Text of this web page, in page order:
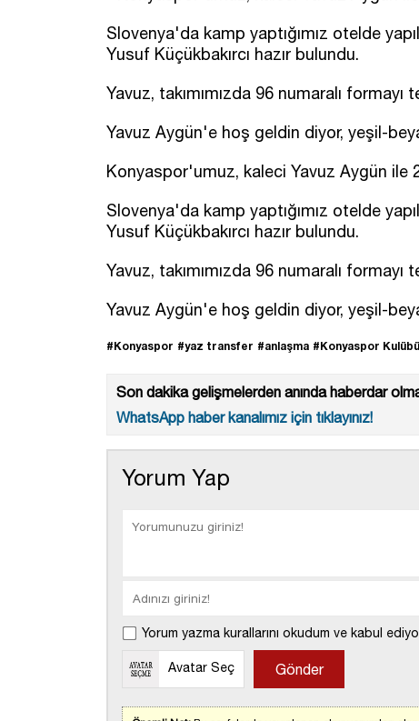
Slovenya'da kamp yaptığımız otelde
Yusuf Küçükbakırcı hazır bulundu.
Yavuz, takımımızda 96 numaralı formayı
Yavuz Aygün'e hoş geldin diyor, yeşil-
Konyaspor'umuz, kaleci Yavuz Aygün ile 2
Slovenya'da kamp yaptığımız otelde
Yusuf Küçükbakırcı hazır bulundu.
Yavuz, takımımızda 96 numaralı formayı
Yavuz Aygün'e hoş geldin diyor, yeşil-
#Konyaspor #yaz transfer #anlaşma #Konyaspor Kulübü
Son dakika gelişmelerden anında haberdar
WhatsApp haber kanalımız için tıklayınız!
Yorum Yap
Yorum yazma kurallarını okudum ve kabul
Avatar Seç